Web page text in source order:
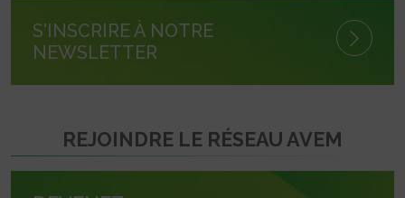
S'INSCRIRE À NOTRE
NEWSLETTER
REJOINDRE LE RÉSEAU AVEM